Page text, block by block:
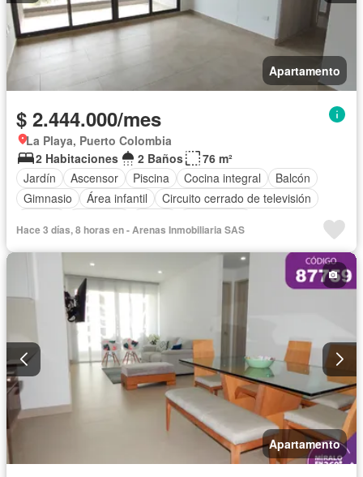
Apartamento
$ 2.444.000/mes
La Playa, Puerto Colombia
2 Habitaciones
2 Baños
76 m²
Jardín
Ascensor Piscina Cocina integral
Balcón
Gimnasio
Área infantil
Circuito cerrado de televisión
Vista panorámica
Hace 3 días, 8 horas en - Arenas Inmobiliaria SAS
Apartamento